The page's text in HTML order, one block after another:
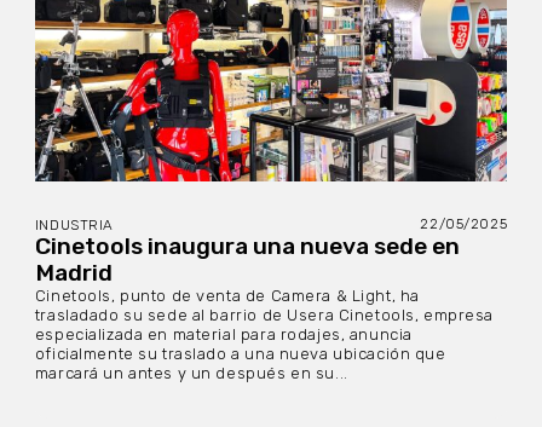
INDUSTRIA 22/05/2025
Cinetools inaugura una nueva sede en
Madrid
Cinetools, punto de venta de Camera & Light, ha
trasladado su sede al barrio de Usera Cinetools, empresa
especializada en material para rodajes, anuncia
oficialmente su traslado a una nueva ubicación que
marcará un antes y un después en su...